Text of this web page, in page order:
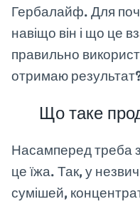
Гербалайф. Для
навіщо він і що це
правильно
отримаю
Що таке
Насамперед треба
це їжа. Так, у
сумішей,